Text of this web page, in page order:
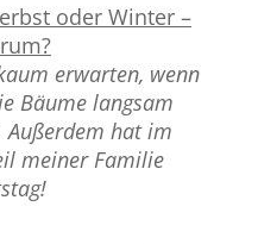
oder Winter –
erwarten, wenn
Bäume langsam
Außerdem hat im
meiner Familie